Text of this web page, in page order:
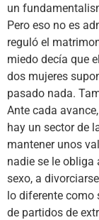
un
Pero eso no es
reguló el
miedo decía que
dos mujeres
pasado nada.
Ante cada
hay un sector de
mantener unos
nadie se le obliga
sexo, a
lo diferente como
de partidos de